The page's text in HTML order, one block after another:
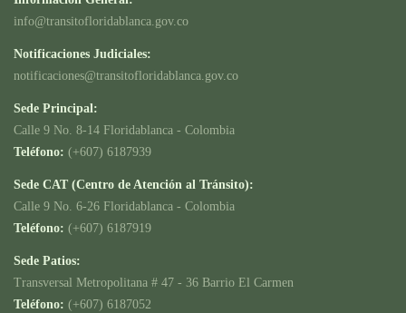
info@transitofloridablanca.gov.co
Notificaciones Judiciales:
notificaciones@transitofloridablanca.gov.co
Sede Principal:
Calle 9 No. 8-14 Floridablanca - Colombia
Teléfono: (+607) 6187939
Sede CAT (Centro de Atención al Tránsito):
Calle 9 No. 6-26 Floridablanca - Colombia
Teléfono: (+607) 6187919
Sede Patios:
Transversal Metropolitana # 47 - 36 Barrio El Carmen
Teléfono: (+607) 6187052